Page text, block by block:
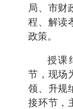
局、市财
程、解读
政策。
授课
节，现场
领、升规
接环节，